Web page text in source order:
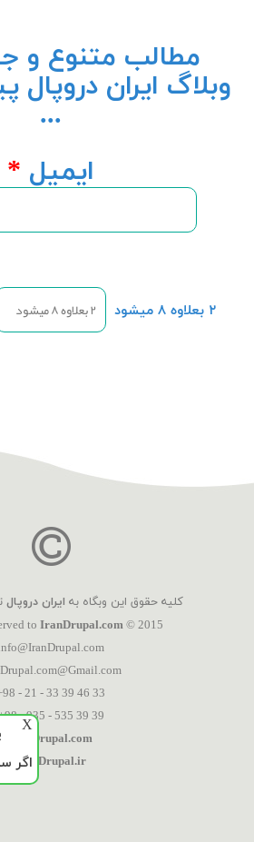
مطالب متنوع و
وبلاگ ایران دروپال
...
ایمیل *
۲ بعلاوه ۸ میشود
کلیه حقوق این وبگاه به ایران دروپال
to IranDrupal.com © 2015
- 21 - 33 39 46 33
- 935 - 535 39 39
IranDrupal.com
IranDrupal.ir
X
اگر